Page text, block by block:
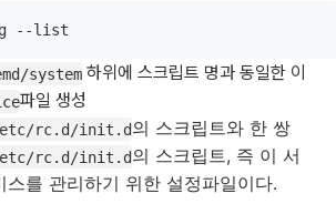
--list
system 하위에 스크립트 명과 동일한 이
파일 생성
rc.d/init.d의 스크립트와 한 쌍
rc.d/init.d의 스크립트, 즉 이 서
스를 관리하기 위한 설정파일이다.